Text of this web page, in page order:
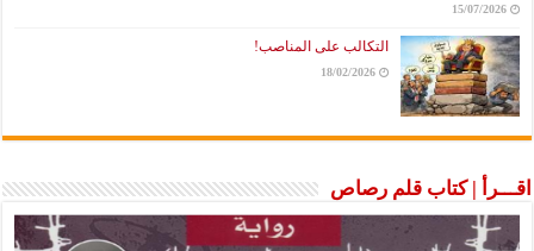
15/07/2026
التكالب على المناصب!
18/02/2026
اقـــرأ | كتاب قلم رصاص